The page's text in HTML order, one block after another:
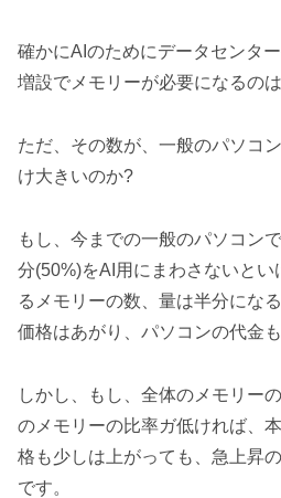
確かにAIのためにデータセンタ
増設でメモリーが必要になるの
ただ、その数が、一般のパソコ
け大きいのか?
もし、今までの一般のパソコン
分(50%)をAI用にまわさないとい
るメモリーの数、量は半分にな
価格はあがり、パソコンの代金も
しかし、もし、全体のメモリー
のメモリーの比率ガ低ければ、
格も少しは上がっても、急上昇
です。